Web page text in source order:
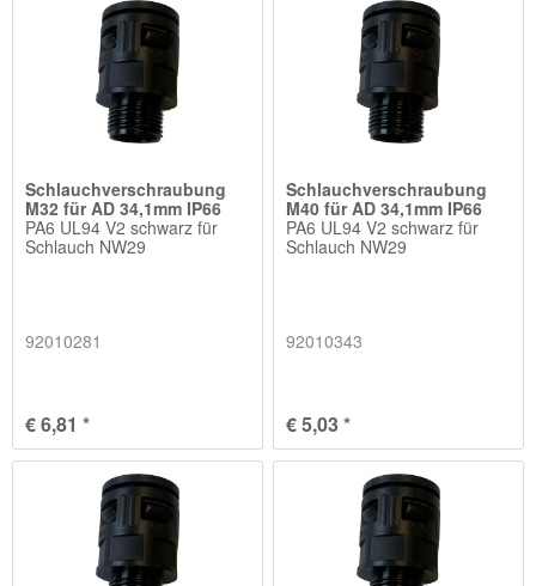
Schlauchverschraubung
M32 für AD 34,1mm IP66
PA6 UL94 V2 schwarz für
Schlauch NW29
92010281
€ 6,81 *
Schlauchverschraubung
M40 für AD 34,1mm IP66
PA6 UL94 V2 schwarz für
Schlauch NW29
92010343
€ 5,03 *